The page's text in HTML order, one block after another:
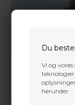
Du
Vi og
herunder: